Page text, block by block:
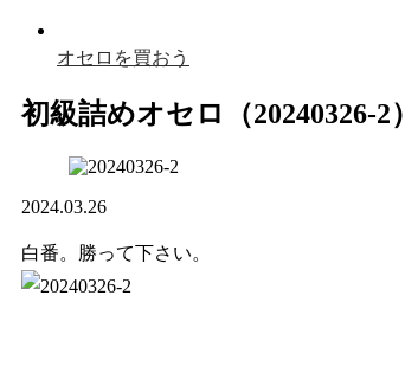
オセロを買おう
初級詰めオセロ（20240326-2）
2024.03.26
白番。勝って下さい。